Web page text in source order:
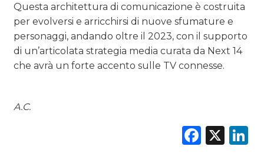
Questa architettura di comunicazione è costruita
per evolversi e arricchirsi di nuove sfumature e
personaggi, andando oltre il 2023, con il supporto
di un’articolata strategia media curata da Next 14
che avrà un forte accento sulle TV connesse.
A.C.
X